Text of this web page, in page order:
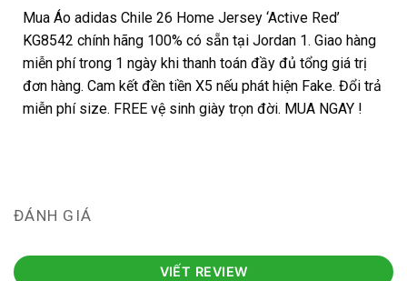
Mua Áo adidas Chile 26 Home Jersey ‘Active Red’
KG8542 chính hãng 100% có sẵn tại Jordan 1. Giao hàng
miễn phí trong 1 ngày khi thanh toán đầy đủ tổng giá trị
đơn hàng. Cam kết đền tiền X5 nếu phát hiện Fake. Đổi trả
miễn phí size. FREE vệ sinh giày trọn đời. MUA NGAY !
ĐÁNH GIÁ
VIẾT REVIEW